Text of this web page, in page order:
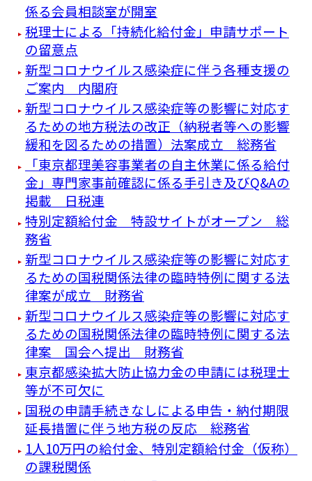
係る会員相談室が開室
税理士による「持続化給付金」申請サポート
の留意点
新型コロナウイルス感染症に伴う各種支援の
ご案内 内閣府
新型コロナウイルス感染症等の影響に対応す
るための地方税法の改正（納税者等への影響
緩和を図るための措置）法案成立 総務省
「東京都理美容事業者の自主休業に係る給付
金」専門家事前確認に係る手引き及びQ&Aの
掲載 日税連
特別定額給付金 特設サイトがオープン 総
務省
新型コロナウイルス感染症等の影響に対応す
るための国税関係法律の臨時特例に関する法
律案が成立 財務省
新型コロナウイルス感染症等の影響に対応す
るための国税関係法律の臨時特例に関する法
律案 国会へ提出 財務省
東京都感染拡大防止協力金の申請には税理士
等が不可欠に
国税の申請手続きなしによる申告・納付期限
延長措置に伴う地方税の反応 総務省
1人10万円の給付金、特別定額給付金（仮称）
の課税関係